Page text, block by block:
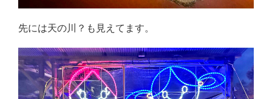
先には天の川？も見えてます。